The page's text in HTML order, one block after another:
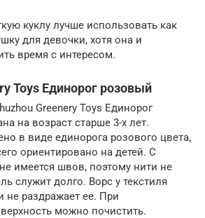
куклу лучше использовать как
для девочки, хотя она и
время с интересом.
Toys Единорог розовый
Greenery Toys Единорог
на возраст старше 3-х лет.
в виде единорога розового цвета,
ориентировано на детей. С
имеется швов, поэтому нити не
служит долго. Ворс у текстиля
не раздражает ее. При
можно почистить.